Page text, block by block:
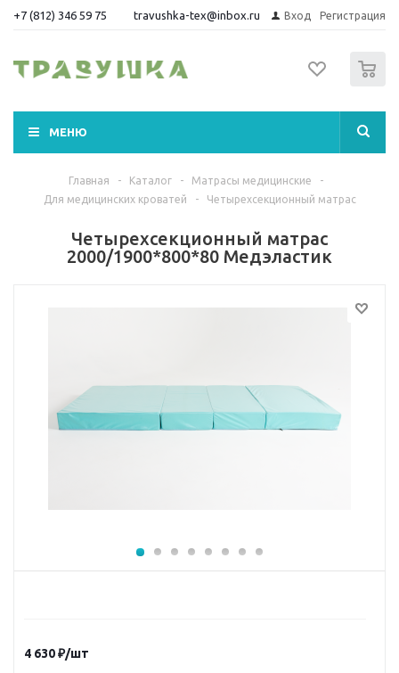
+7 (812) 346 59 75 travushka-tex@inbox.ru Вход Регистрация
МЕНЮ
Главная - Каталог - Матрасы медицинские
-
Для медицинских кроватей
- Четырехсекционный матрас
Четырехсекционный матрас
2000/1900*800*80 Медэластик
4 630₽/шт